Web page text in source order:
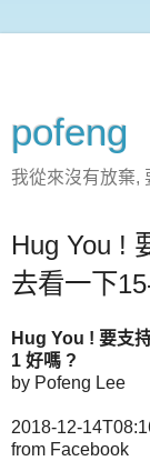
pofeng
我從來沒有放棄,
Hug You !
去看一下
Hug You ! 要支
1 好嗎 ?
by Pofeng Lee
2018-12-
from Facebook